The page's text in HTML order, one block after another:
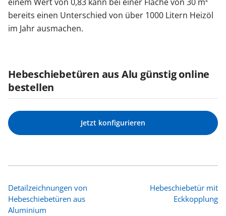
bereits einen Unterschied von über 1000 Litern Heizöl
im Jahr ausmachen.
Hebeschiebetüren aus Alu günstig online
bestellen
Jetzt konfigurieren
Detailzeichnungen von
Hebeschiebetüren aus
Aluminium
Hebeschiebetür mit
Eckkopplung